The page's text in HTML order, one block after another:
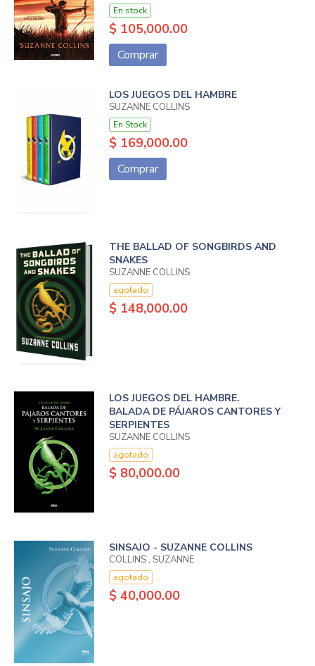
En stock
$ 105,000.00
Comprar
LOS JUEGOS DEL HAMBRE
SUZANNE COLLINS
En Stock
$ 169,000.00
Comprar
THE BALLAD OF SONGBIRDS AND
SNAKES
SUZANNE COLLINS
agotado
$ 148,000.00
LOS JUEGOS DEL HAMBRE.
BALADA DE PÁJAROS CANTORES Y
SERPIENTES
SUZANNE COLLINS
agotado
$ 80,000.00
SINSAJO - SUZANNE COLLINS
COLLINS , SUZANNE
agotado
$ 40,000.00